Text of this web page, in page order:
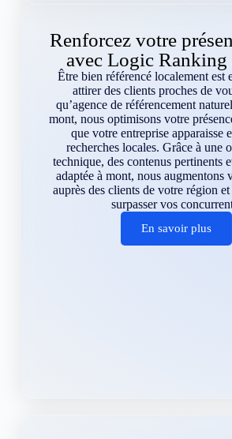
Renforcez votre
avec Logic Ranking
Être bien référencé localement est
attirer des clients proches de
qu’agence de référencement
mont, nous optimisons votre
que votre entreprise apparaisse
recherches locales. Grâce à une
technique, des contenus pertinents
adaptée à mont, nous augmentons
auprès des clients de votre région
surpasser vos
En savoir plus